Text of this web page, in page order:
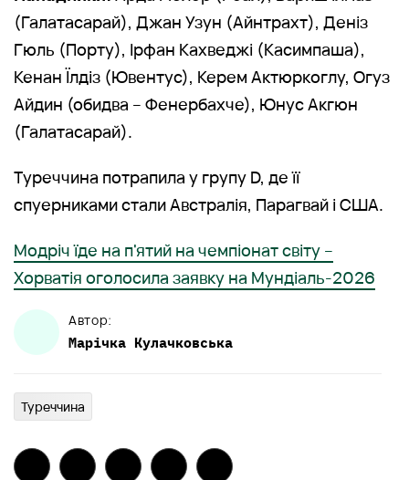
(Галатасарай), Джан Узун (Айнтрахт), Деніз
Гюль (Порту), Ірфан Кахведжі (Касимпаша),
Кенан Їлдіз (Ювентус), Керем Актюркоглу, Огуз
Айдин (обидва – Фенербахче), Юнус Акгюн
(Галатасарай).
Туреччина потрапила у групу D, де її
спуерниками стали Австралія, Парагвай і США.
Модріч їде на п'ятий на чемпіонат світу –
Хорватія оголосила заявку на Мундіаль-2026
Автор:
Марічка Кулачковська
Туреччина